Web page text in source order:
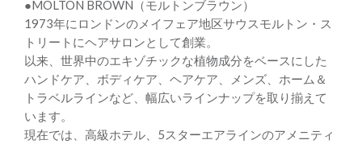
●MOLTON BROWN（モルトンブラウン）
1973年にロンドンのメイフェア地区サウスモルトン・ス
トリートにヘアサロンとして創業。
以来、世界中のエキゾチックな植物成分をベースにした
ハンドケア、ボディケア、ヘアケア、メンズ、ホーム＆
トラベルラインなど、幅広いラインナップを取り揃えて
います。
現在では、高級ホテル、5スターエアラインのアメニティ